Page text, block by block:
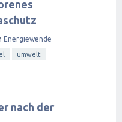
Energiewende
umwelt
nach der